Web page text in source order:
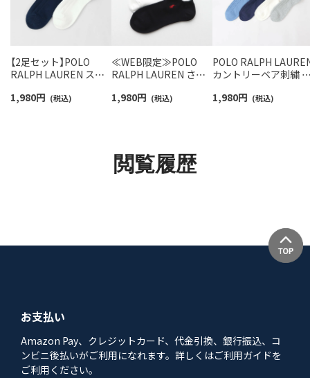
【2足セット】POLO
RALPH LAUREN スタ
ロベア オーガニックコ
1,980円 (税込)
≪WEB限定≫POLO
RALPH LAUREN さら
スニーカー丈ソックス
1,980円 (税込)
POLO RALPH
カントリーベア刺繍
ス【25-27cm】【27-
1,980円 (税込)
閲覧履歴
お支払い
Amazon Pay、クレジットカード、代金引換、銀行振込、コ
ンビニ後払いがご利用になれます。詳しくはご利用ガイドを
ご利用ください。